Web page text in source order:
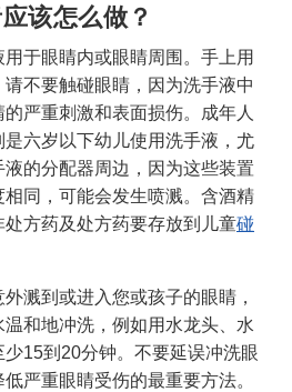
该怎么做？
于眼睛内或眼睛周围。手上用
不要触碰眼睛，因为洗手液中
严重刺激和表面损伤。成年人
六岁以下幼儿使用洗手液，尤
的分配器周边，因为这些装置
同，可能会发生喷溅。含酒精
方药及处方药要存放到儿童碰
溅到或进入您或孩子的眼睛，
和地冲洗，例如用水龙头、水
15到20分钟。不要延误冲洗眼
严重眼睛受伤的最重要方法。